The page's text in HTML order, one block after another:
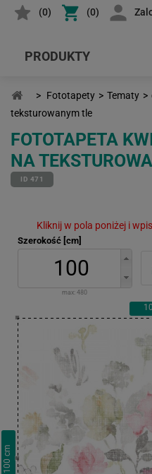
(0) (0)
PRODUKTY
> Fototapety > Tematy >
teksturowanym tle
FOTOTAPETA
NA
ID 471
Kliknij w pola poniżej i
Szerokość [cm]
max: 480
100
cm